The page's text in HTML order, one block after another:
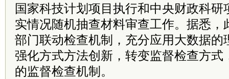
国家科技计划项目执行和中央财政科研
实情况随机抽查材料审查工作。据悉，
部门联动检查机制，充分应用大数据的
强化方式方法创新，转变监督检查方式
的监督检查机制。